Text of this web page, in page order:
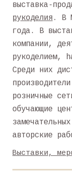
выставка-
рукоделия . В
года. В
компании,
рукоделием,
Среди них
розничные
обучающие
авторские
Выставки,